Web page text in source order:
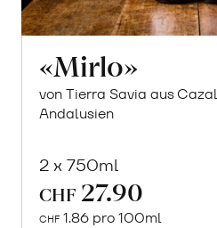
«Mirlo»
von Tierra Savia aus
Andalusien
2 x 750ml
CHF 27.90
CHF 1.86 pro 100ml